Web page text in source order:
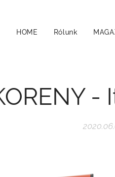
HOME Rólunk
-